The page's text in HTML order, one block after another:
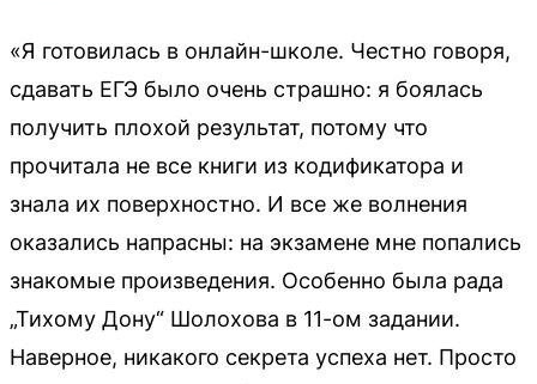
«Я готовилась в онлайн-школе. Честно говоря,
сдавать ЕГЭ было очень страшно: я боялась
получить плохой результат, потому что
прочитала не все книги из кодификатора и
знала их поверхностно. И все же волнения
оказались напрасны: на экзамене мне попались
знакомые произведения. Особенно была рада
„Тихому Дону“ Шолохова в 11-ом задании.
Наверное, никакого секрета успеха нет. Просто